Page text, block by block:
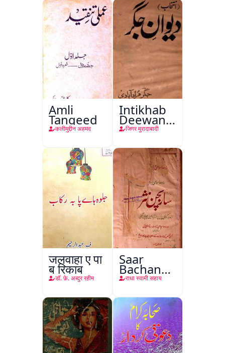
Amli
Tanqeed
कलीमुद्दीन अहमद
Intikhab
Deewan-
e-Jigar
जिगर मुरादाबादी
जलवाहा ए पा
ब रिकाब
डाॅ. फ़े. अब्दुर रहीम
Saar
Bachan
Nasr
राधा स्वामी सहाय